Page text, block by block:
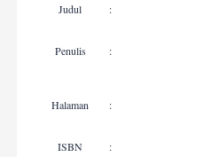
Judul :
Penulis :
Halaman :
ISBN :